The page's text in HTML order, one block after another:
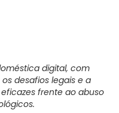
digital, com
desafios legais e a
frente ao abuso